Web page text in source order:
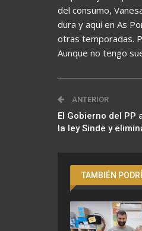
del consumo,
dura y aquí en As
otras temporadas.
Aunque no tengo
ANTERIOR
El Gobierno del PP
la ley Sinde y
TAMBIÉN